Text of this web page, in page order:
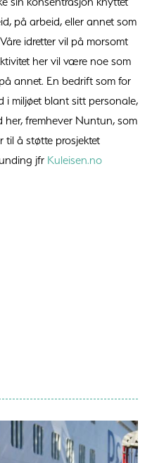
på arbeid, eller annet som
idretter vil på morsomt
her vil være noe som
annet. En bedrift som for
i miljøet blant sitt personale,
fremhever Nuntun, som
til å støtte prosjektet
jfr Kuleisen.no